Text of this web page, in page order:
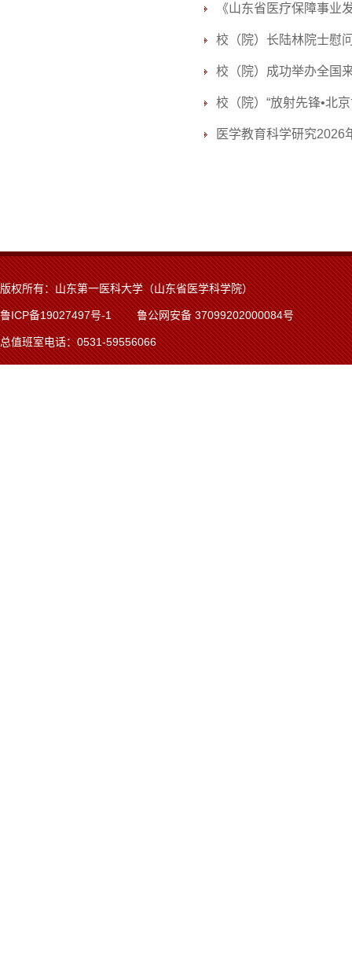
《山东省医疗保障事业
校（院）长陆林院士慰
校（院）成功举办全国
校（院）“放射先锋•北
医学教育科学研究2026
版权所有：山东第一医科大学（山东省医学科学院）
鲁ICP备19027497号-1 鲁公网安备 37099202000084号
总值班室电话：0531-59556066